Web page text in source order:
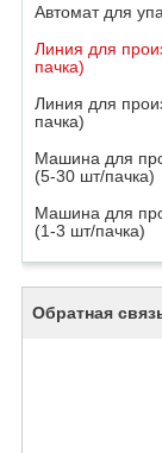
Автомат для
Линия для
пачка)
Линия для
пачка)
Машина для
(5-30 шт/пачка)
Машина для
(1-3 шт/пачка)
Обратная